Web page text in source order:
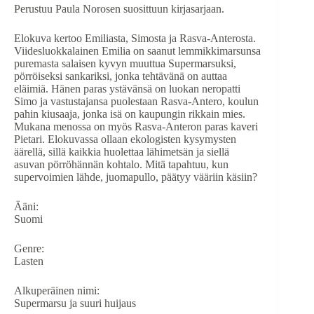
Perustuu Paula Norosen suosittuun kirjasarjaan.
Elokuva kertoo Emiliasta, Simosta ja Rasva-Anterosta.
Viidesluokkalainen Emilia on saanut lemmikkimarsunsa
puremasta salaisen kyvyn muuttua Supermarsuksi,
pörröiseksi sankariksi, jonka tehtävänä on auttaa
eläimiä. Hänen paras ystävänsä on luokan neropatti
Simo ja vastustajansa puolestaan Rasva-Antero, koulun
pahin kiusaaja, jonka isä on kaupungin rikkain mies.
Mukana menossa on myös Rasva-Anteron paras kaveri
Pietari. Elokuvassa ollaan ekologisten kysymysten
äärellä, sillä kaikkia huolettaa lähimetsän ja siellä
asuvan pörröhännän kohtalo. Mitä tapahtuu, kun
supervoimien lähde, juomapullo, päätyy vääriin käsiin?
Ääni:
Suomi
Genre:
Lasten
Alkuperäinen nimi:
Supermarsu ja suuri huijaus